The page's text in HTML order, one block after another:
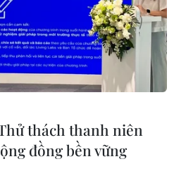
thêm
thách thanh niên
đồng bền vững